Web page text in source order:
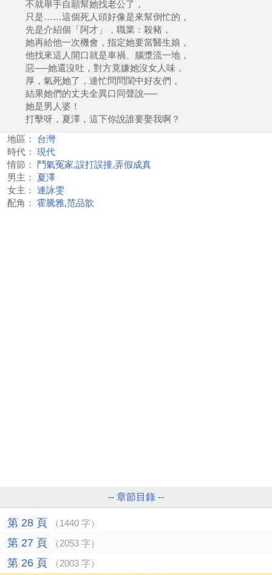
不就舉手自願幫她找老公了，
只是……這個死人頭好像是來幫倒忙的，
先是介紹個「阿才」，職業：殺豬，
她再給他一次機會，指定她要當醫生娘，
他找來這人開口就是車禍、腦漿流一地，
惡──她還沒吐，對方竟嫌她沒女人味，
厚，氣死她了，連忙問問閨中好友們，
結果她們的丈夫全異口同聲說──
她是男人婆！
打擊呀，夏澤，這下你說誰要娶我啊？
地區：
台灣
時代：
現代
情節：
鬥氣冤家,誤打誤撞,弄假成真
男主：
夏澤
女主：
連詠雯
配角：
霍騰雅,范品歆
-- 章節目錄 --
第 28 頁 （1440 字）
第 27 頁 （2053 字）
第 26 頁 （2003 字）